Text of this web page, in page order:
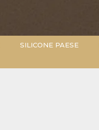
SILICONE PAESE